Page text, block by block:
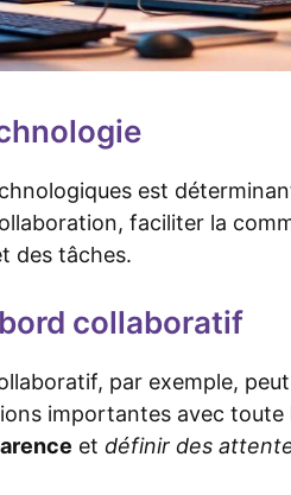
est
faciliter la
des tâches.
collaboratif
par exemple,
importantes avec toute
et définir des